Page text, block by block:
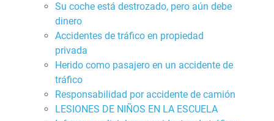
Su coche está destrozado, pero aún debe
dinero
Accidentes de tráfico en propiedad
privada
Herido como pasajero en un accidente de
tráfico
Responsabilidad por accidente de camión
LESIONES DE NIÑOS EN LA ESCUELA